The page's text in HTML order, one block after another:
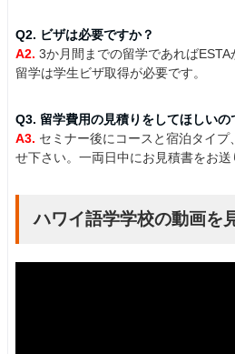
Q2. ビザは必要ですか？
A2. 3か月間までの留学であれば
留学は学生ビザ取得が必要です。
Q3. 留学費用の見積りをしてほしいの
A3. セミナー後にコースと宿泊タイプ
せ下さい。一両日中にお見積書をお送
ハワイ語学学校の動画を